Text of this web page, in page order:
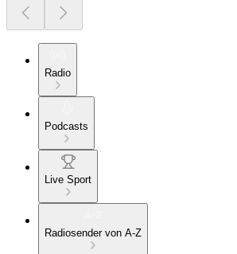
Radio
Podcasts
Live Sport
Radiosender von A-Z